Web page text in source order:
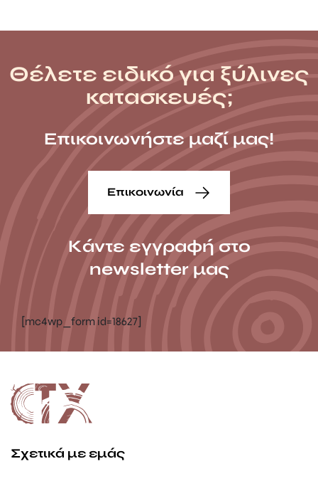
Θέλετε ειδικό για ξύλινες
κατασκευές;
Επικοινωνήστε μαζί μας!
Επικοινωνία
Κάντε εγγραφή στο
newsletter μας
[mc4wp_form id=18627]
Σχετικά με εμάς